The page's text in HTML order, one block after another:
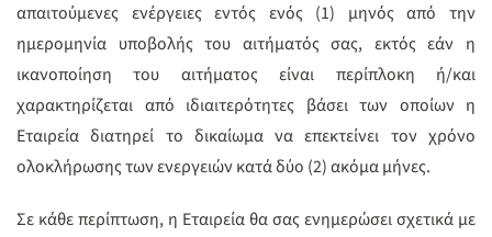
απαιτούμενες ενέργειες εντός ενός (1) μηνός από την
ημερομηνία υποβολής του αιτήματός σας, εκτός εάν η
ικανοποίηση του αιτήματος είναι περίπλοκη ή/και
χαρακτηρίζεται από ιδιαιτερότητες βάσει των οποίων η
Εταιρεία διατηρεί το δικαίωμα να επεκτείνει τον χρόνο
ολοκλήρωσης των ενεργειών κατά δύο (2) ακόμα μήνες.
Σε κάθε περίπτωση, η Εταιρεία θα σας ενημερώσει σχετικά με